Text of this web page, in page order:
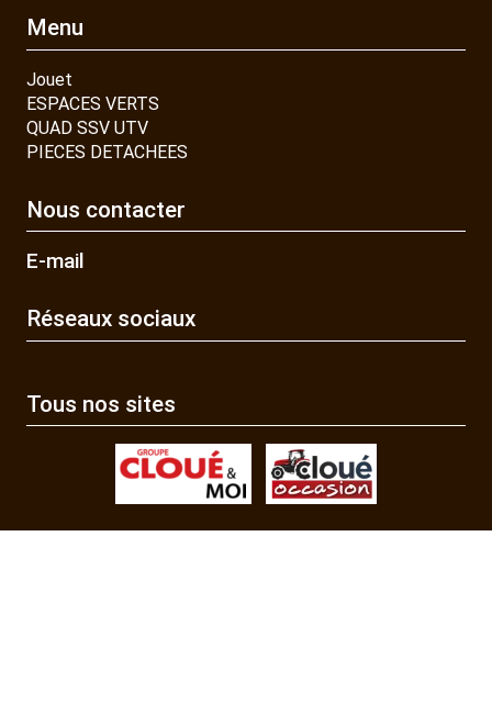
Menu
Jouet
ESPACES VERTS
QUAD SSV UTV
PIECES DETACHEES
Nous contacter
E-mail
Réseaux sociaux
Tous nos sites